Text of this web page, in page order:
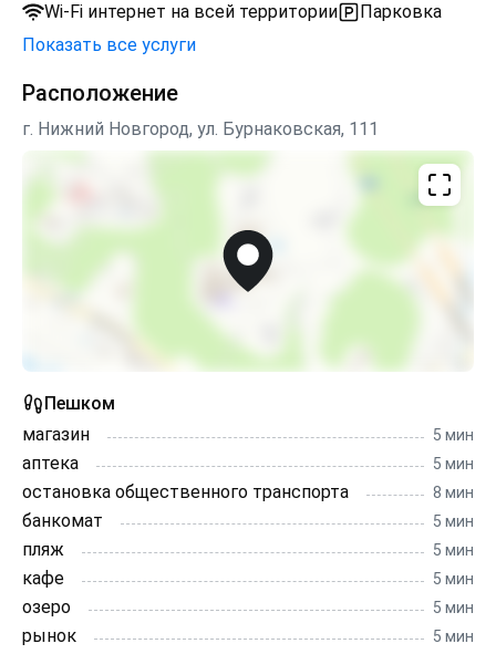
Wi-Fi интернет на всей территории
Парковка
Показать все услуги
Расположение
г. Нижний Новгород, ул. Бурнаковская, 111
Пешком
магазин
5 мин
аптека 5 мин
остановка общественного транспорта 8 мин
банкомат 5 мин
пляж 5 мин
кафе 5 мин
озеро 5 мин
рынок 5 мин